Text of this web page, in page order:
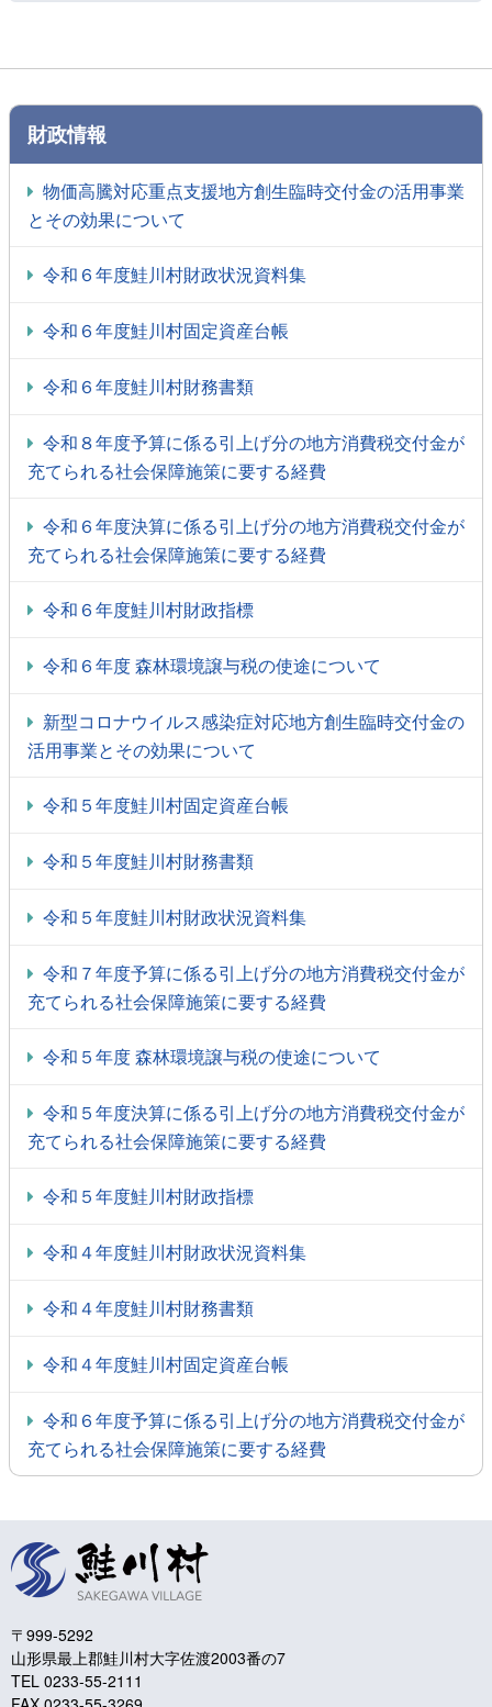
財政情報
物価高騰対応重点支援地方創生臨時交付金の活用事業
とその効果について
令和６年度鮭川村財政状況資料集
令和６年度鮭川村固定資産台帳
令和６年度鮭川村財務書類
令和８年度予算に係る引上げ分の地方消費税交付金が
充てられる社会保障施策に要する経費
令和６年度決算に係る引上げ分の地方消費税交付金が
充てられる社会保障施策に要する経費
令和６年度鮭川村財政指標
令和６年度 森林環境譲与税の使途について
新型コロナウイルス感染症対応地方創生臨時交付金の
活用事業とその効果について
令和５年度鮭川村固定資産台帳
令和５年度鮭川村財務書類
令和５年度鮭川村財政状況資料集
令和７年度予算に係る引上げ分の地方消費税交付金が
充てられる社会保障施策に要する経費
令和５年度 森林環境譲与税の使途について
令和５年度決算に係る引上げ分の地方消費税交付金が
充てられる社会保障施策に要する経費
令和５年度鮭川村財政指標
令和４年度鮭川村財政状況資料集
令和４年度鮭川村財務書類
令和４年度鮭川村固定資産台帳
令和６年度予算に係る引上げ分の地方消費税交付金が
充てられる社会保障施策に要する経費
〒999-5292
山形県最上郡鮭川村大字佐渡2003番の7
TEL 0233-55-2111